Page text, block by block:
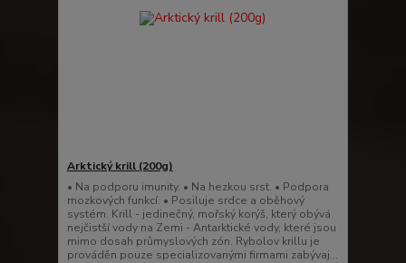
Arktický krill (200g)
• Na podporu imunity. • Na hezkou srst. • Podpora
mozkových funkcí. • Posiluje srdce a oběhový
systém. Krill - jedinečný, mořský korýš, který obývá
nejčistší vody na Zemi - Antarktické vody, které jsou
mimo dosah průmyslových zón. Rybolov krillu je
prováděn pouze specializovanými firmami zabývaj...